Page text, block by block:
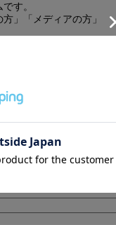
す。
」「メディアの方」
い。